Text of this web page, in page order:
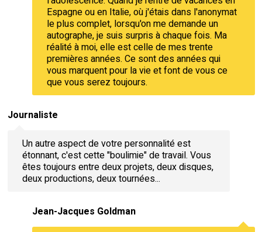
Espagne ou en Italie, où j'étais dans l'anonymat
le plus complet, lorsqu'on me demande un
autographe, je suis surpris à chaque fois. Ma
réalité à moi, elle est celle de mes trente
premières années. Ce sont des années qui
vous marquent pour la vie et font de vous ce
que vous serez toujours.
Journaliste
Un autre aspect de votre personnalité est
étonnant, c'est cette "boulimie" de travail. Vous
êtes toujours entre deux projets, deux disques,
deux productions, deux tournées...
Jean-Jacques Goldman